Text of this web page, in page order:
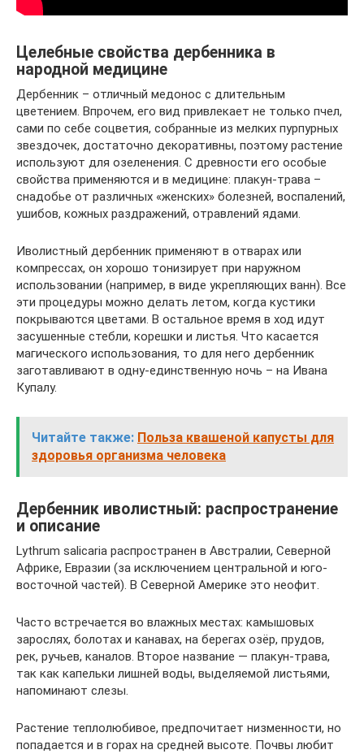
Целебные свойства дербенника в
народной медицине
Дербенник – отличный медонос с длительным
цветением. Впрочем, его вид привлекает не только пчел,
сами по себе соцветия, собранные из мелких пурпурных
звездочек, достаточно декоративны, поэтому растение
используют для озеленения. С древности его особые
свойства применяются и в медицине: плакун-трава –
снадобье от различных «женских» болезней, воспалений,
ушибов, кожных раздражений, отравлений ядами.
Иволистный дербенник применяют в отварах или
компрессах, он хорошо тонизирует при наружном
использовании (например, в виде укрепляющих ванн). Все
эти процедуры можно делать летом, когда кустики
покрываются цветами. В остальное время в ход идут
засушенные стебли, корешки и листья. Что касается
магического использования, то для него дербенник
заготавливают в одну-единственную ночь – на Ивана
Купалу.
Читайте также: Польза квашеной капусты для
здоровья организма человека
Дербенник иволистный: распространение
и описание
Lythrum salicaria распространен в Австралии, Северной
Африке, Евразии (за исключением центральной и юго-
восточной частей). В Северной Америке это неофит.
Часто встречается во влажных местах: камышовых
зарослях, болотах и канавах, на берегах озёр, прудов,
рек, ручьев, каналов. Второе название — плакун-трава,
так как капельки лишней воды, выделяемой листьями,
напоминают слезы.
Растение теплолюбивое, предпочитает низменности, но
попадается и в горах на средней высоте. Почвы любит